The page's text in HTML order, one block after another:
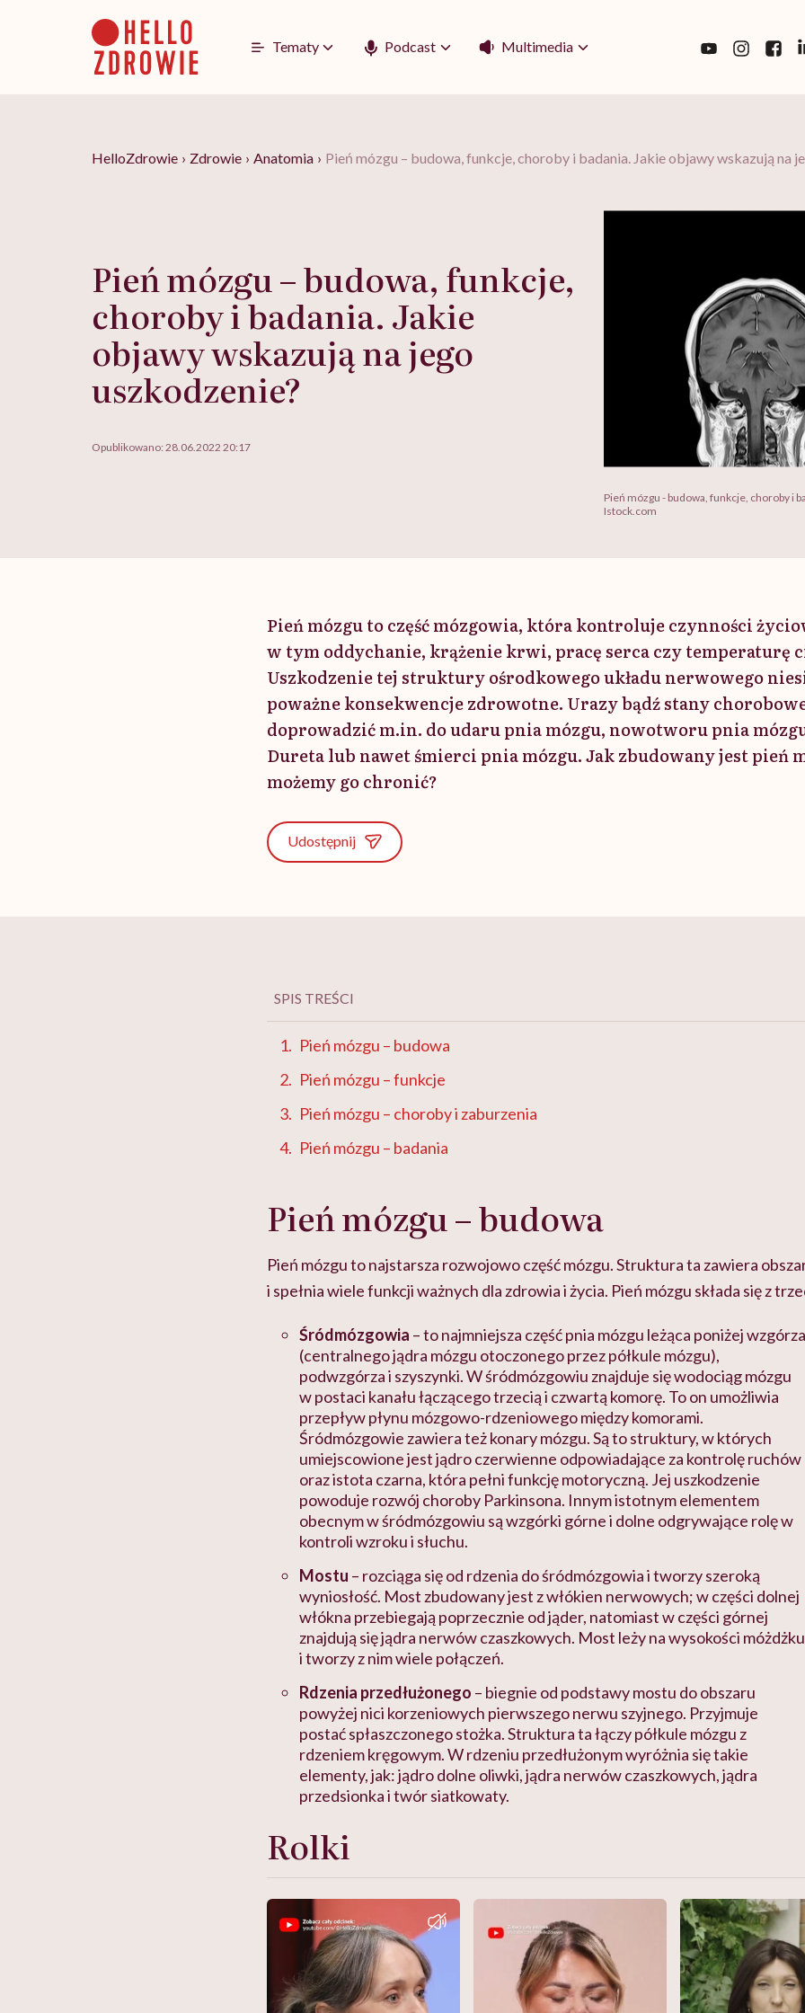
Tematy Podcast Multimedia
HelloZdrowie › Zdrowie › Anatomia › Pień mózgu – budowa, funkcje, choroby i badania. Jakie objawy wskazują na
Pień mózgu – budowa, funkcje,
choroby i badania. Jakie
objawy wskazują na jego
uszkodzenie?
Opublikowano: 28.06.2022 20:17
Pień mózgu - budowa, funkcje, choroby i
Istock.com
Pień mózgu to część mózgowia, która kontroluje czynności
w tym oddychanie, krążenie krwi, pracę serca czy temperaturę
Uszkodzenie tej struktury ośrodkowego układu nerwowego
poważne konsekwencje zdrowotne. Urazy bądź stany
doprowadzić m.in. do udaru pnia mózgu, nowotworu pnia
Dureta lub nawet śmierci pnia mózgu. Jak zbudowany jest pień
możemy go chronić?
Udostępnij
SPIS TREŚCI
Pień mózgu – budowa
Pień mózgu – funkcje
Pień mózgu – choroby i zaburzenia
Pień mózgu – badania
Pień mózgu – budowa
Pień mózgu to najstarsza rozwojowo część mózgu. Struktura ta zawiera
i spełnia wiele funkcji ważnych dla zdrowia i życia. Pień mózgu składa się z
Śródmózgowia – to najmniejsza część pnia mózgu leżąca poniżej wzgórza
(centralnego jądra mózgu otoczonego przez półkule mózgu),
podwzgórza i szyszynki. W śródmózgowiu znajduje się wodociąg mózgu
w postaci kanału łączącego trzecią i czwartą komorę. To on umożliwia
przepływ płynu mózgowo-rdzeniowego między komorami.
Śródmózgowie zawiera też konary mózgu. Są to struktury, w których
umiejscowione jest jądro czerwienne odpowiadające za kontrolę ruchów
oraz istota czarna, która pełni funkcję motoryczną. Jej uszkodzenie
powoduje rozwój choroby Parkinsona. Innym istotnym elementem
obecnym w śródmózgowiu są wzgórki górne i dolne odgrywające rolę w
kontroli wzroku i słuchu.
Mostu – rozciąga się od rdzenia do śródmózgowia i tworzy szeroką
wyniosłość. Most zbudowany jest z włókien nerwowych; w części dolnej
włókna przebiegają poprzecznie od jąder, natomiast w części górnej
znajdują się jądra nerwów czaszkowych. Most leży na wysokości móżdżku
i tworzy z nim wiele połączeń.
Rdzenia przedłużonego – biegnie od podstawy mostu do obszaru
powyżej nici korzeniowych pierwszego nerwu szyjnego. Przyjmuje
postać spłaszczonego stożka. Struktura ta łączy półkule mózgu z
rdzeniem kręgowym. W rdzeniu przedłużonym wyróżnia się takie
elementy, jak: jądro dolne oliwki, jądra nerwów czaszkowych, jądra
przedsionka i twór siatkowaty.
Rolki